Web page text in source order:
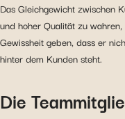
Das Gleichgewicht zwischen
und hoher Qualität zu
Gewissheit geben, dass er
hinter dem Kunden steht.
Die